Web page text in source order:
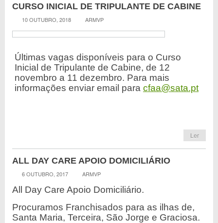
CURSO INICIAL DE TRIPULANTE DE CABINE
10 OUTUBRO, 2018 ARMVP
Últimas vagas disponíveis para o Curso
Inicial de Tripulante de Cabine, de 12
novembro a 11 dezembro. Para mais
informações enviar email para cfaa@sata.pt
Ler
ALL DAY CARE APOIO DOMICILIÁRIO
6 OUTUBRO, 2017 ARMVP
All Day Care Apoio Domiciliário.
Procuramos Franchisados para as ilhas de,
Santa Maria, Terceira, São Jorge e Graciosa.